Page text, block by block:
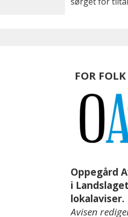
FOR
Oppegård
i
lokalaviser.
Avisen